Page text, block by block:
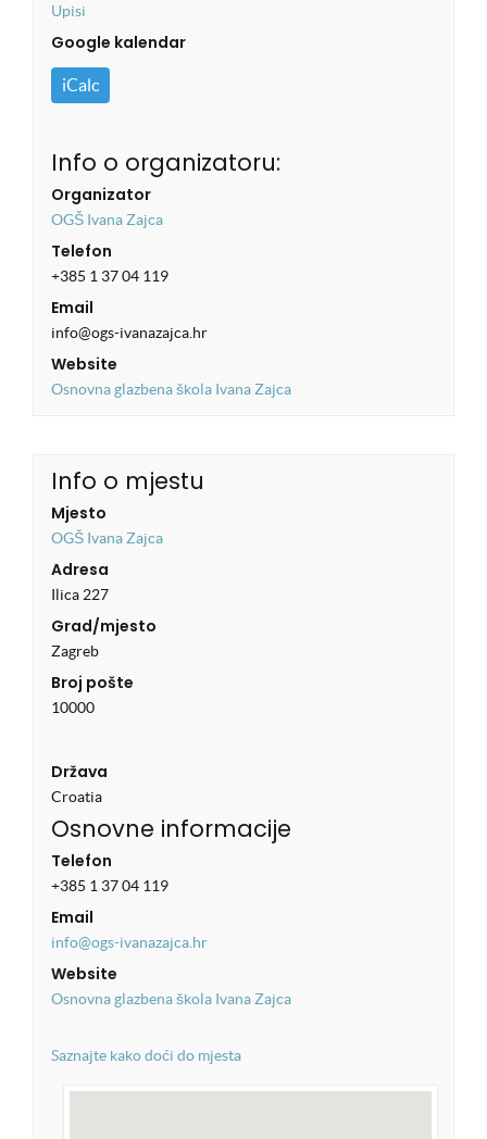
Upisi
Google kalendar
iCalc
Info o organizatoru:
Organizator
OGŠ Ivana Zajca
Telefon
+385 1 37 04 119
Email
info@ogs-ivanazajca.hr
Website
Osnovna glazbena škola Ivana Zajca
Info o mjestu
Mjesto
OGŠ Ivana Zajca
Adresa
Ilica 227
Grad/mjesto
Zagreb
Broj pošte
10000
Država
Croatia
Osnovne informacije
Telefon
+385 1 37 04 119
Email
info@ogs-ivanazajca.hr
Website
Osnovna glazbena škola Ivana Zajca
Saznajte kako doći do mjesta